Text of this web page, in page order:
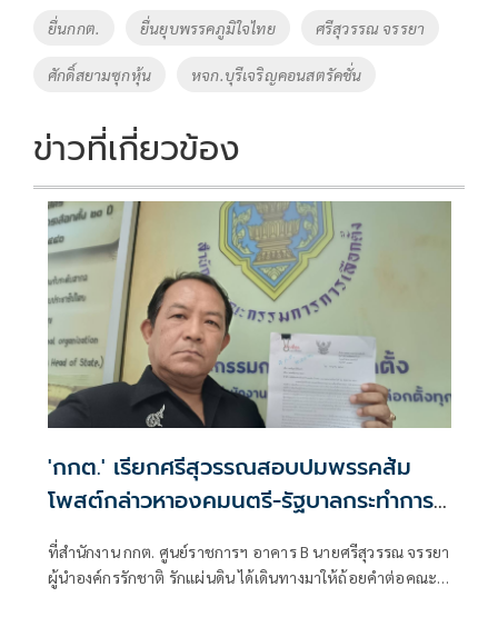
k k
ยื่นกกต. ยื่นยุบพรรคภูมิใจไทย ศรีสุวรรณ จรรยา
ศักดิ์สยามซุกหุ้น หจก.บุรีเจริญคอนสตรัคชั่น
ข่าวที่เกี่ยวข้อง
'กกต.' เรียกศรีสุวรรณสอบปมพรรคส้ม
โพสต์กล่าวหาองคมนตรี-รัฐบาลกระทำการมิ
บังควร
ที่สำนักงาน กกต. ศูนย์ราชการฯ อาคาร B นายศรีสุวรรณ จรรยา
ผู้นำองค์กรรักชาติ รักแผ่นดิน ได้เดินทางมาให้ถ้อยคำต่อคณะ